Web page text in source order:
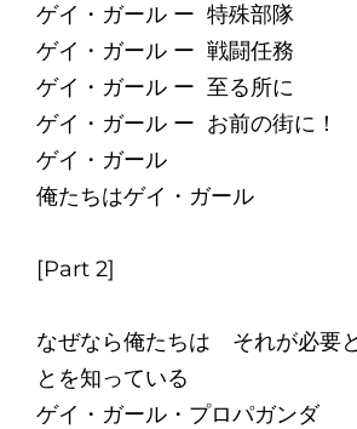
ゲイ・ガール ー 特殊部隊
ゲイ・ガール ー 戦闘任務
ゲイ・ガール ー 至る所に
ゲイ・ガール ー お前の街に！
ゲイ・ガール
俺たちはゲイ・ガール
[Part 2]
なぜなら俺たちは それが必要
とを知っている
ゲイ・ガール・プロパガンダ